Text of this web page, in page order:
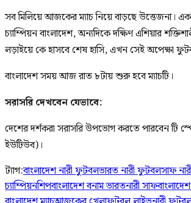
সব মিলিয়ে আজকের ম্যাচ নিয়ে বাড়ছে উত্তেজনা।
চ্যাম্পিয়ন বাংলাদেশ, অন্যদিকে দক্ষিণ এশিয়ার
লড়াইয়ে কে হাসবে শেষ হাসি, এখন সেই অপেক্ষা
বাংলাদেশ সময় আজ রাত ৮টায় শুরু হবে ম্যাচটি।
সরাসরি দেখবেন যেভাবে:
দেশের দর্শকরা সরাসরি উপভোগ করতে পারবেন টি
ইউটিউব)।
ট্যাগ:বাংলাদেশ নারী ফুটবলভারত নারী ফুটবলসাফ
চ্যাম্পিয়নশিপবাংলাদেশ বনাম ভারতনারী সাফ